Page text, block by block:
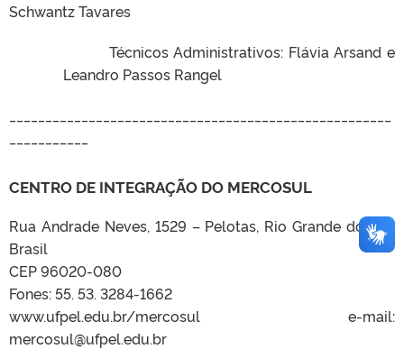
Schwantz Tavares
Técnicos Administrativos: Flávia Arsand e
Leandro Passos Rangel
CENTRO DE INTEGRAÇÃO DO MERCOSUL
Rua Andrade Neves, 1529 – Pelotas, Rio Grande do Sul,
Brasil
CEP 96020-080
Fones: 55. 53. 3284-1662
www.ufpel.edu.br/mercosul e-mail:
mercosul@ufpel.edu.br